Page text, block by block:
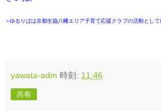
※ゆるりばは京都生協八幡エリア子育て応援クラブの活動として
yawata-adm 時刻: 11:46
共有